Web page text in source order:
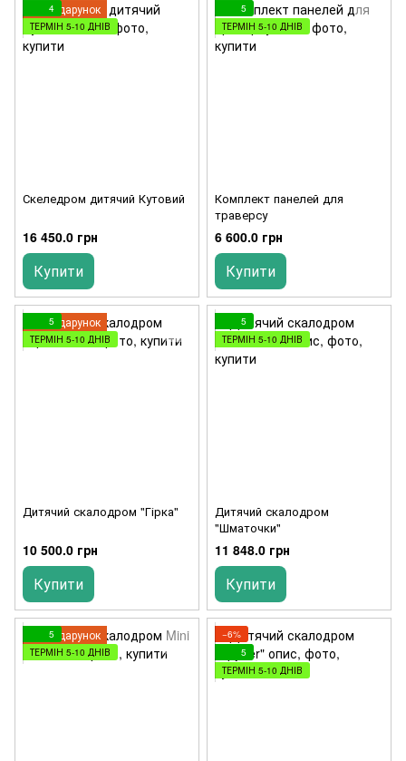
Подарунок
4
ТЕРМІН 5-10 ДНІВ
Скеледром дитячий Кутовий
16 450.0 грн
Купити
5
ТЕРМІН 5-10 ДНІВ
Комплект панелей для
траверсу
6 600.0 грн
Купити
Подарунок
5
ТЕРМІН 5-10 ДНІВ
Дитячий скалодром "Гірка"
10 500.0 грн
Купити
5
ТЕРМІН 5-10 ДНІВ
Дитячий скалодром
"Шматочки"
11 848.0 грн
Купити
Подарунок
5
ТЕРМІН 5-10 ДНІВ
−6%
5
ТЕРМІН 5-10 ДНІВ